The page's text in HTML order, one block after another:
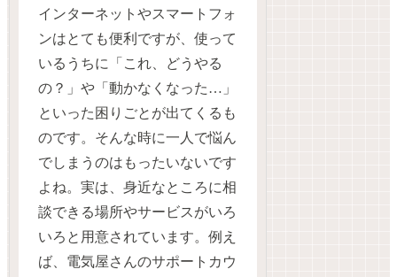
インターネットやスマートフォ
ンはとても便利ですが、使って
いるうちに「これ、どうやる
の？」や「動かなくなった…」
といった困りごとが出てくるも
のです。そんな時に一人で悩ん
でしまうのはもったいないです
よね。実は、身近なところに相
談できる場所やサービスがいろ
いろと用意されています。例え
ば、電気屋さんのサポートカウ